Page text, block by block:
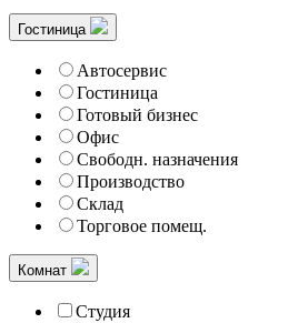
Гостиница
Автосервис
Гостиница
Готовый бизнес
Офис
Свободн. назначения
Производство
Склад
Торговое помещ.
Комнат
Студия